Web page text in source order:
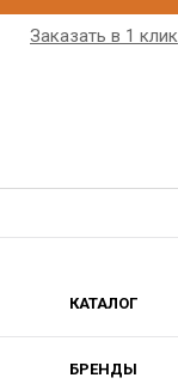
Заказать в 1 клик
КАТАЛОГ
БРЕНДЫ